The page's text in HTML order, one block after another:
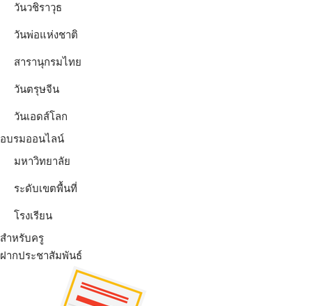
วันวชิราวุธ
วันพ่อแห่งชาติ
สารานุกรมไทย
วันตรุษจีน
วันเอดส์โลก
อบรมออนไลน์
มหาวิทยาลัย
ระดับเขตพื้นที่
โรงเรียน
สำหรับครู
ฝากประชาสัมพันธ์